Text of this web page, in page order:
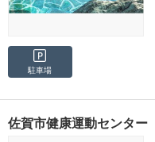
駐車場
佐賀市健康運動センター